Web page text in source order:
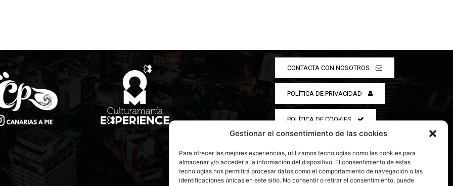
Gestionar el consentimiento de las cookies
Para ofrecer las mejores experiencias, utilizamos tecnologías como las cookies para
almacenar y/o acceder a la información del dispositivo. El consentimiento de estas
tecnologías nos permitirá procesar datos como el comportamiento de navegación o las
identificaciones únicas en este sitio. No consentir o retirar el consentimiento, puede
CONTACTA CON NOSOTROS
POLÍTICA DE PRIVACIDAD
POLÍTICA DE COOKIES